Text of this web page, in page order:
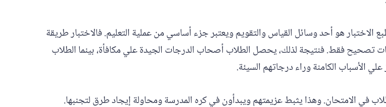
هو أحد وسائل القياس والتقويم ويعتبر جزء أساسي من عملية التعليم. فالاختبار طريقة
تصحيح فقط. فنتيجة لذلك، يحصل الطلاب أصحاب الدرجات الجيدة علي مكافأة، بينما الطلاب
الأسباب الكامنة وراء درجاتهم السيئة.
في الامتحان. وهذا يثبط عزيمتهم ويبدأون في كره المدرسة ومحاولة إيجاد طرق لتجنبها.